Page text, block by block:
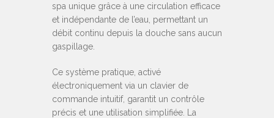
spa unique grâce à une circulation efficace
et indépendante de l’eau, permettant un
débit continu depuis la douche sans aucun
gaspillage.
Ce système pratique, activé
électroniquement via un clavier de
commande intuitif, garantit un contrôle
précis et une utilisation simplifiée. La